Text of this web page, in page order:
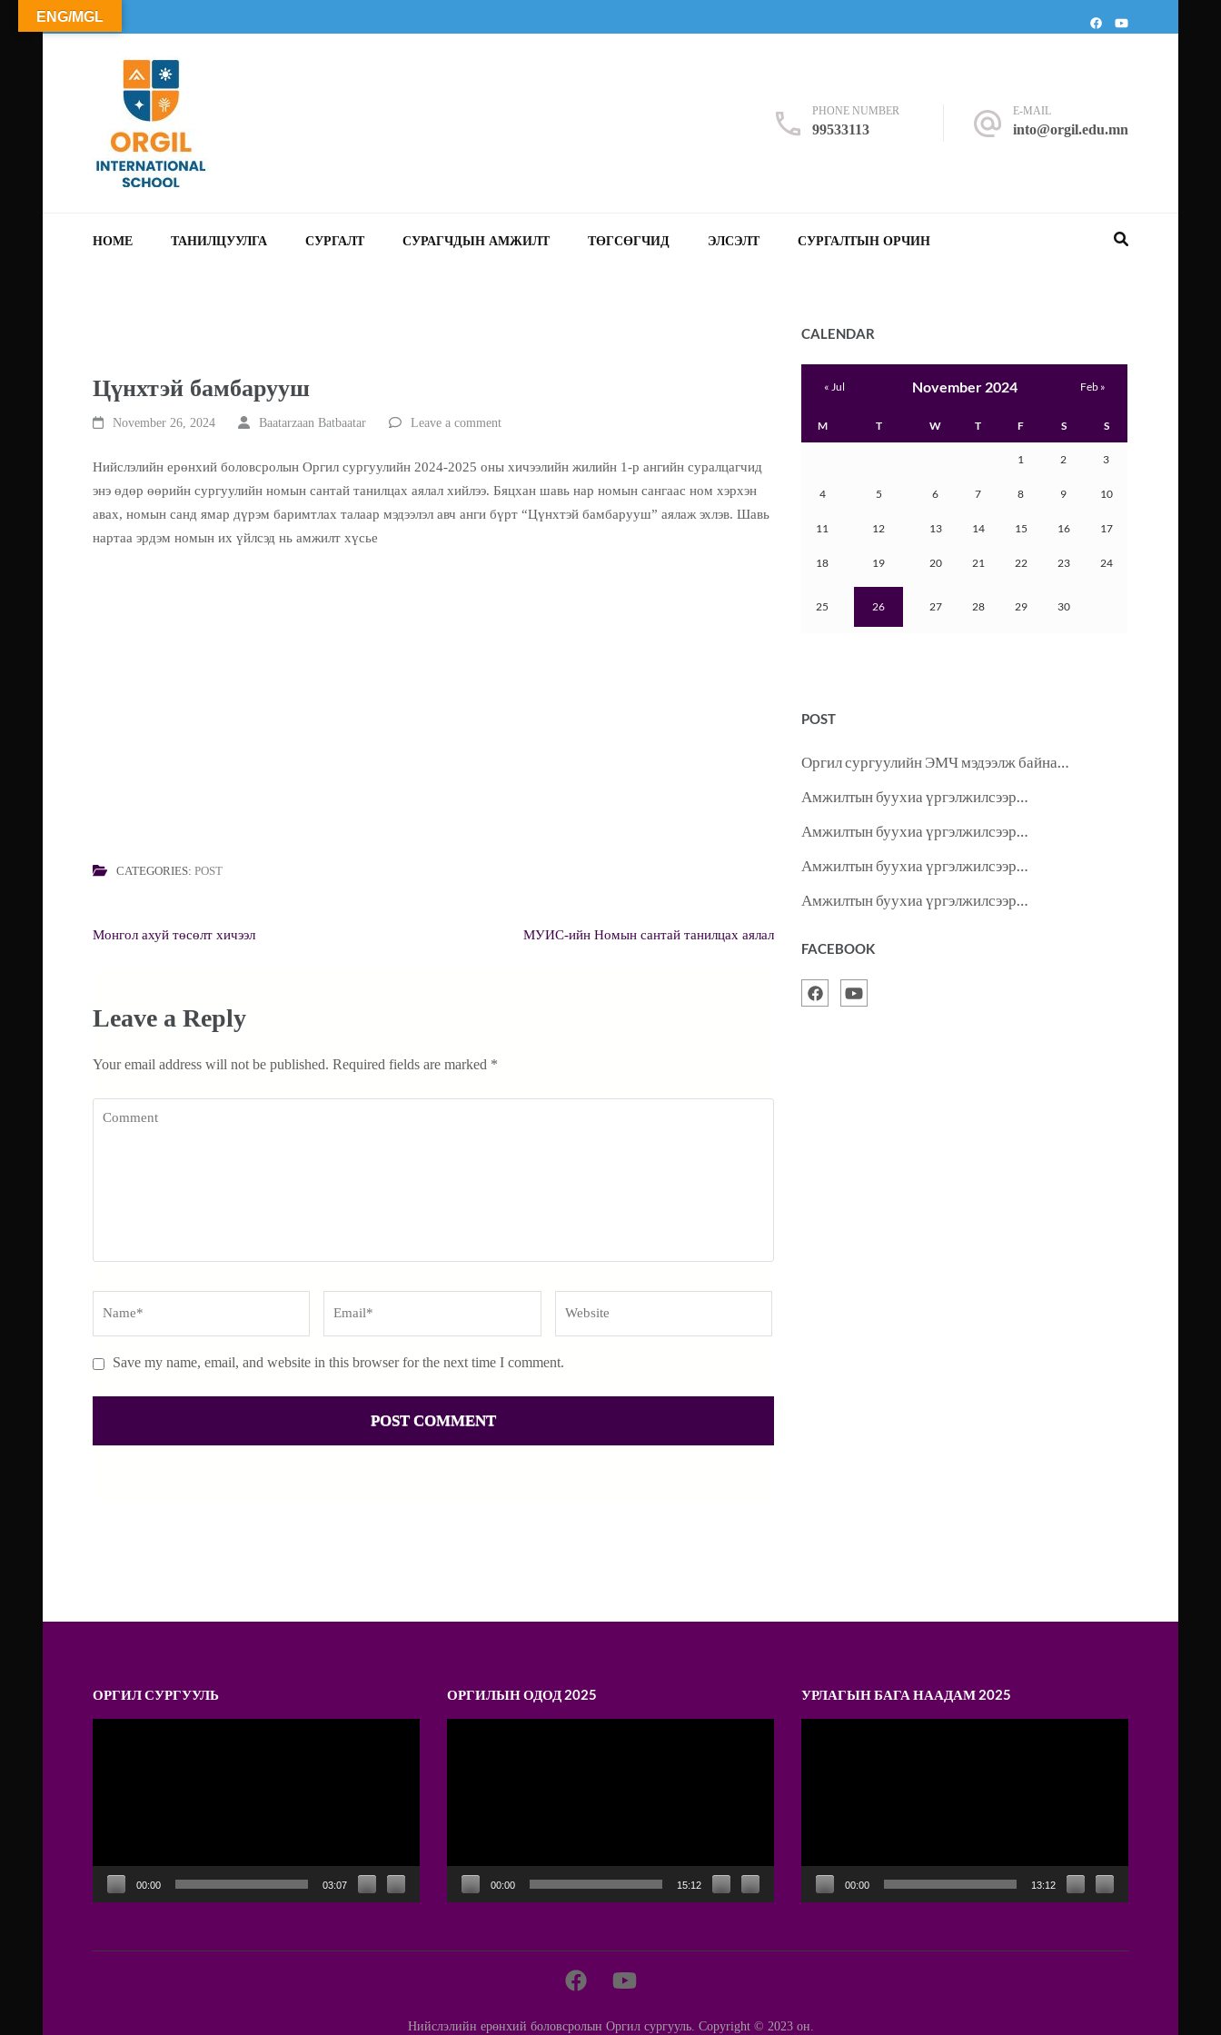
PHONE NUMBER
99533113
E-MAIL
into@orgil.edu.mn
HOME ТАНИЛЦУУЛГА СУРГАЛТ СУРАГЧДЫН АМЖИЛТ ТӨГСӨГЧИД ЭЛСЭЛТ СУРГАЛТЫН ОРЧИН
Цүнхтэй бамбарууш
November 26, 2024 Baatarzaan Batbaatar Leave a comment
Нийслэлийн ерөнхий боловсролын Оргил сургуулийн 2024-2025 оны хичээлийн жилийн 1-р ангийн суралцагчид
энэ өдөр өөрийн сургуулийн номын сантай танилцах аялал хийлээ. Бяцхан шавь нар номын сангаас ном хэрхэн
авах, номын санд ямар дүрэм баримтлах талаар мэдээлэл авч анги бүрт “Цүнхтэй бамбарууш” аялаж эхлэв. Шавь
нартаа эрдэм номын их үйлсэд нь амжилт хүсье
CATEGORIES: POST
Post
Монгол ахуй төсөлт хичээл МУИС-ийн Номын сантай танилцах аялал
Leave a Reply
Your email address will not be published. Required fields are marked *
Save my name, email, and website in this browser for the next time I comment.
CALENDAR
November 2024
M T W T F S S
1 2 3
4 5 6 7 8 9 10
11 12 13 14 15 16 17
18 19 20 21 22 23 24
25 26 27 28 29 30
« Jul Feb »
POST
Оргил сургуулийн ЭМЧ мэдээлж байна…
Амжилтын буухиа үргэлжилсээр…
Амжилтын буухиа үргэлжилсээр…
Амжилтын буухиа үргэлжилсээр…
Амжилтын буухиа үргэлжилсээр…
FACEBOOK
ОРГИЛ СУРГУУЛЬ
00:00 03:07
ОРГИЛЫН ОДОД 2025
00:00 15:12
УРЛАГЫН БАГА НААДАМ 2025
00:00 13:12
Нийслэлийн ерөнхий боловсролын Оргил сургууль. Copyright © 2023 он.
ENG/MGL